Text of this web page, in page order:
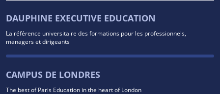
DAUPHINE EXECUTIVE EDUCATION
La référence universitaire des formations pour les professionnels,
managers et dirigeants
CAMPUS DE LONDRES
The best of Paris Education in the heart of London